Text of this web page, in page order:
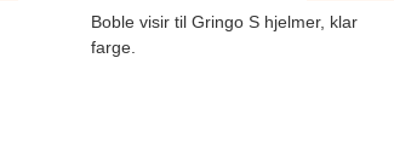
Boble visir til Gringo S hjelmer, klar
farge.